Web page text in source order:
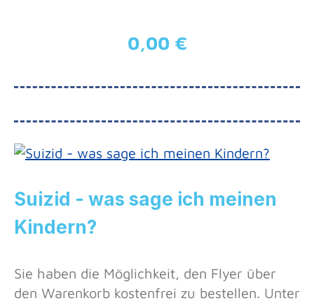
Regulärer Preis:
0,00 €
Suizid - was sage ich meinen
Kindern?
Sie haben die Möglichkeit, den Flyer über
den Warenkorb kostenfrei zu bestellen. Unter